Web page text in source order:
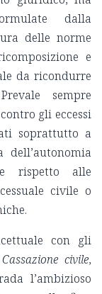
dalla
delle norme
e
da ricondurre
sempre
gli eccessi
soprattutto a
rispetto alle
civile o
con gli
civile,
l’ambizioso